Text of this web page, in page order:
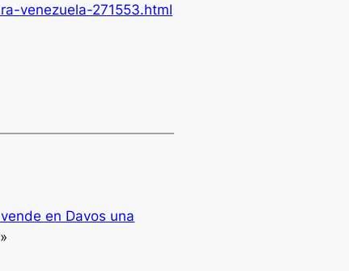
venezuela-271553.html
en Davos una
»